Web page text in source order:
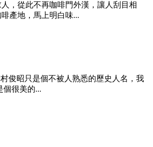
，從此不再咖啡門外漢，讓人刮目相
產地，馬上明白味...
俊昭只是個不被人熟悉的歷史人名，我
個很美的...